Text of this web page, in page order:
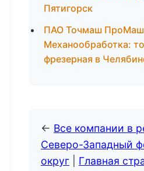
Пятигорск
ПАО Точмаш
Механообработка:
фрезерная в
← Все компании в
Северо-Западный
округ
Главная